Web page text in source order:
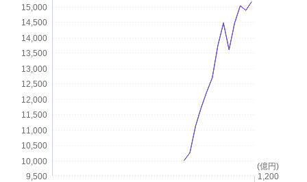
サービス
投資情報・セミナー
お問い合わせ・お手続き
店舗案内 (億円)
10,000
11,000
12,000
13,000
14,000
15,000
9,500
10,500
11,500
12,500
13,500
14,500
1,200